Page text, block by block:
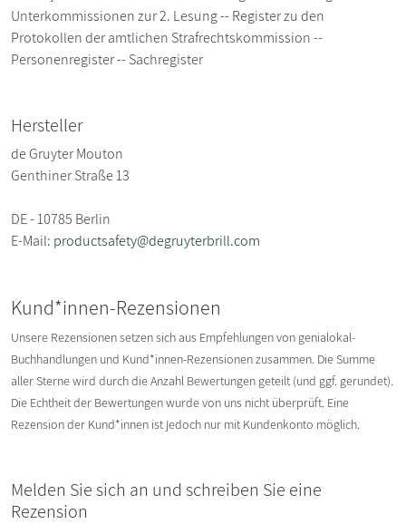
Unterkommissionen zur 2. Lesung -- Register zu den
Protokollen der amtlichen Strafrechtskommission --
Personenregister -- Sachregister
Hersteller
de Gruyter Mouton
Genthiner Straße 13
DE - 10785 Berlin
E-Mail: productsafety@degruyterbrill.com
Kund*innen-Rezensionen
Unsere Rezensionen setzen sich aus Empfehlungen von genialokal-
Buchhandlungen und Kund*innen-Rezensionen zusammen. Die Summe
aller Sterne wird durch die Anzahl Bewertungen geteilt (und ggf. gerundet).
Die Echtheit der Bewertungen wurde von uns nicht überprüft. Eine
Rezension der Kund*innen ist jedoch nur mit Kundenkonto möglich.
Melden Sie sich an und schreiben Sie eine
Rezension